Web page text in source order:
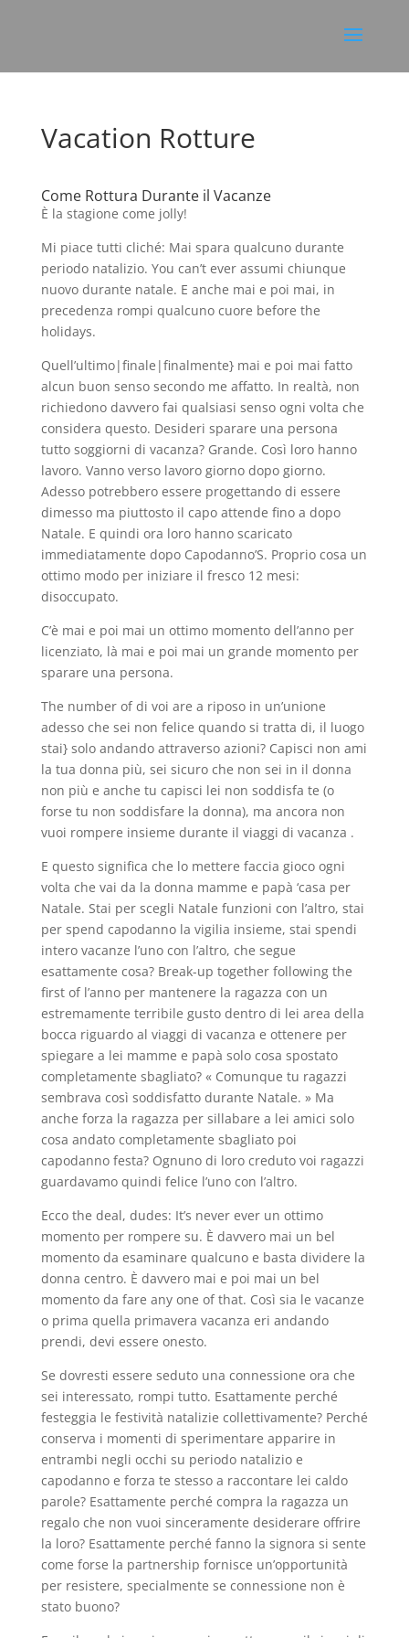
Vacation Rotture
Come Rottura Durante il Vacanze
È la stagione come jolly!
Mi piace tutti cliché: Mai spara qualcuno durante
periodo natalizio. You can’t ever assumi chiunque
nuovo durante natale. E anche mai e poi mai, in
precedenza rompi qualcuno cuore before the
holidays.
Quell’ultimo|finale|finalmente} mai e poi mai fatto
alcun buon senso secondo me affatto. In realtà, non
richiedono davvero fai qualsiasi senso ogni volta che
considera questo. Desideri sparare una persona
tutto soggiorni di vacanza? Grande. Così loro hanno
lavoro. Vanno verso lavoro giorno dopo giorno.
Adesso potrebbero essere progettando di essere
dimesso ma piuttosto il capo attende fino a dopo
Natale. E quindi ora loro hanno scaricato
immediatamente dopo Capodanno’S. Proprio cosa un
ottimo modo per iniziare il fresco 12 mesi:
disoccupato.
C’è mai e poi mai un ottimo momento dell’anno per
licenziato, là mai e poi mai un grande momento per
sparare una persona.
The number of di voi are a riposo in un’unione
adesso che sei non felice quando si tratta di, il luogo
stai} solo andando attraverso azioni? Capisci non ami
la tua donna più, sei sicuro che non sei in il donna
non più e anche tu capisci lei non soddisfa te (o
forse tu non soddisfare la donna), ma ancora non
vuoi rompere insieme durante il viaggi di vacanza .
E questo significa che lo mettere faccia gioco ogni
volta che vai da la donna mamme e papà ‘casa per
Natale. Stai per scegli Natale funzioni con l’altro, stai
per spend capodanno la vigilia insieme, stai spendi
intero vacanze l’uno con l’altro, che segue
esattamente cosa? Break-up together following the
first of l’anno per mantenere la ragazza con un
estremamente terribile gusto dentro di lei area della
bocca riguardo al viaggi di vacanza e ottenere per
spiegare a lei mamme e papà solo cosa spostato
completamente sbagliato? « Comunque tu ragazzi
sembrava così soddisfatto durante Natale. » Ma
anche forza la ragazza per sillabare a lei amici solo
cosa andato completamente sbagliato poi
capodanno festa? Ognuno di loro creduto voi ragazzi
guardavamo quindi felice l’uno con l’altro.
Ecco the deal, dudes: It’s never ever un ottimo
momento per rompere su. È davvero mai un bel
momento da esaminare qualcuno e basta dividere la
donna centro. È davvero mai e poi mai un bel
momento da fare any one of that. Così sia le vacanze
o prima quella primavera vacanza eri andando
prendi, devi essere onesto.
Se dovresti essere seduto una connessione ora che
sei interessato, rompi tutto. Esattamente perché
festeggia le festività natalizie collettivamente? Perché
conserva i momenti di sperimentare apparire in
entrambi negli occhi su periodo natalizio e
capodanno e forza te stesso a raccontare lei caldo
parole? Esattamente perché compra la ragazza un
regalo che non vuoi sinceramente desiderare offrire
la loro? Esattamente perché fanno la signora si sente
come forse la partnership fornisce un’opportunità
per resistere, specialmente se connessione non è
stato buono?